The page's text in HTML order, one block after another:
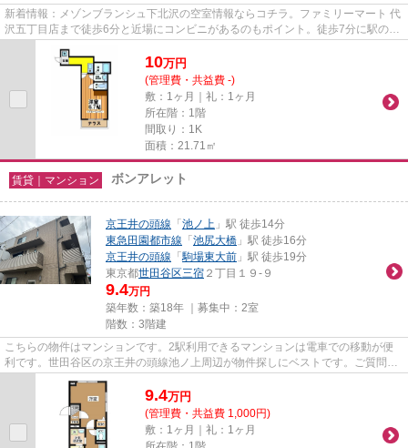
新着情報：メゾンブランシュ下北沢の空室情報ならコチラ。ファミリーマート 代
沢五丁目店まで徒歩6分と近場にコンビニがあるのもポイント。徒歩7分に駅のあ
る、ニーズの高い物件です。...
10万円
(管理費・共益費 -)
敷：1ヶ月｜礼：1ヶ月
所在階：1階
間取り：1K
面積：21.71㎡
賃貸｜マンション ボンアレット
京王井の頭線 「池ノ上 」駅 徒歩14分
東急田園都市線 「池尻大橋 」駅 徒歩16分
京王井の頭線 「駒場東大前 」駅 徒歩19分
東京都世田谷区三宿 ２丁目１９-９
9.4万円
築年数：築18年 ｜募集中： 2室
階数：3階建
こちらの物件はマンションです。2駅利用できるマンションは電車での移動が便
利です。世田谷区の京王井の頭線池ノ上周辺が物件探しにベストです。ご質問等
は、03-5433-1150からホームメ...
9.4万円
(管理費・共益費 1,000円)
敷：1ヶ月｜礼：1ヶ月